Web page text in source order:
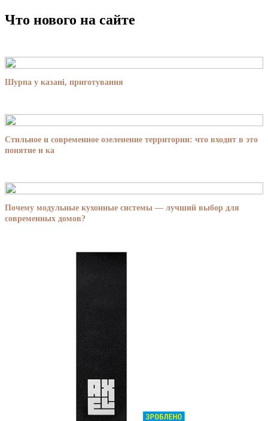
Что нового на сайте
Шурпа у казані, приготування
Стильное и современное озеленение территории: что входит в это
понятие и ка
Почему модульные кухонные системы — лучший выбор для
современных домов?